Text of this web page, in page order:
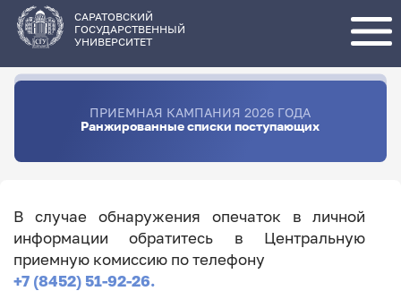
основному
содержанию
САРАТОВСКИЙ
ГОСУДАРСТВЕННЫЙ
УНИВЕРСИТЕТ
ПРИЕМНАЯ КАМПАНИЯ 2026 ГОДА
Ранжированные списки поступающих
В случае обнаружения опечаток в личной
информации обратитесь в Центральную
приемную комиссию по телефону
+7 (8452) 51-92-26.